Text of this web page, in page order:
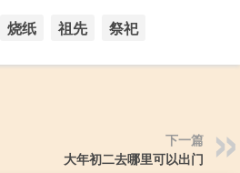
烧纸 祖先 祭祀
下一篇
大年初二去哪里可以出门